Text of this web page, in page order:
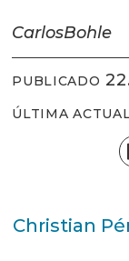
CarlosBohle
PUBLICADO
ÚLTIMA
Christian